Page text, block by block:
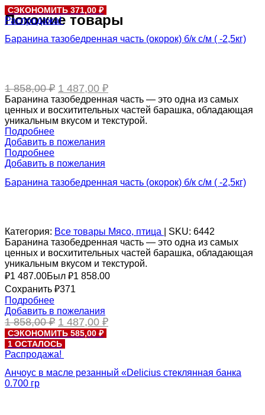
Похожие товары
СЭКОНОМИТЬ 371,00 ₽
Распродажа!
Баранина тазобедренная часть (окорок) б/к с/м ( -2,5кг)
1 858,00₽ Первоначальная
цена
составляла
1
1 487,00 ₽Текущая
цена:
1
487,00 ₽.
Баранина тазобедренная часть — это одна из самых
ценных и восхитительных частей барашка, обладающая
уникальным вкусом и текстурой.
Подробнее
Добавить в пожелания
Подробнее
Добавить в пожелания
Баранина тазобедренная часть (окорок) б/к с/м ( -2,5кг)
Категория: Все товары Мясо, птица SKU: 6442
Баранина тазобедренная часть — это одна из самых
ценных и восхитительных частей барашка, обладающая
уникальным вкусом и текстурой.
₽1 487.00Был ₽1 858.00
Сохранить ₽371
Подробнее
Добавить в пожелания
1 858,00₽ Первоначальная
цена
составляла
1
1 487,00 ₽Текущая
СЭКОНОМИТЬ 585,00 ₽
1 ОСТАЛОСЬ
Распродажа!
Анчоус в масле резанный «Delicius стеклянная банка
0.700 гр